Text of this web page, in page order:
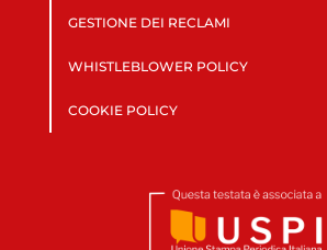
GESTIONE DEI RECLAMI
WHISTLEBLOWER POLICY
COOKIE POLICY